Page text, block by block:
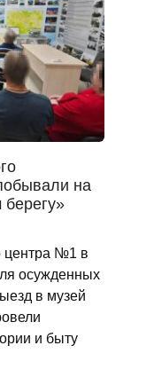
на
центра №1 в
осужденных
в музей
и быту